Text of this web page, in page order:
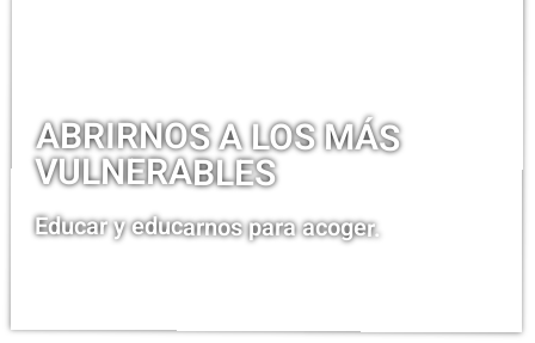
ABRIRNOS A LOS MÁS
VULNERABLES
Educar y educarnos para acoger.